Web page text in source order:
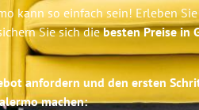
kann so einfach sein! Erleben
Sie sich diebesten Preise in
anfordern und den ersten
machen: